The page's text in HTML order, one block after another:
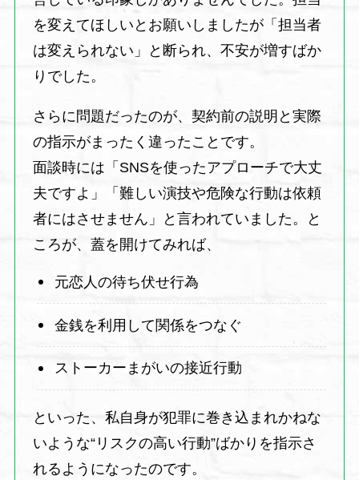
を変えてほしいとお願いしましたが「担当者
は変えられない」と断られ、不安が増すばか
りでした。
さらに問題だったのが、契約前の説明と実際
の指示がまったく違ったことです。
面談時には「SNSを使ったアプローチで大丈
夫ですよ」「難しい演技や危険な行動は依頼
者にはさせません」と言われていました。と
ころが、蓋を開けてみれば、
元恋人の待ち伏せ行為
金銭を利用して関係をつなぐ
ストーカーまがいの接近行動
といった、私自身が犯罪に巻き込まれかねな
いような“リスクの高い行動”ばかりを指示さ
れるようになったのです。